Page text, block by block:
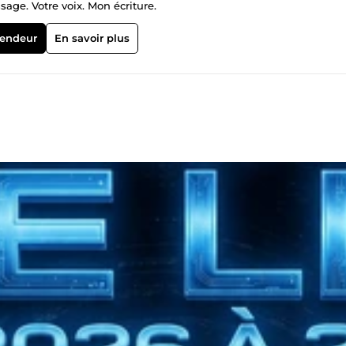
Votre voix. Mon écriture.
En savoir plus